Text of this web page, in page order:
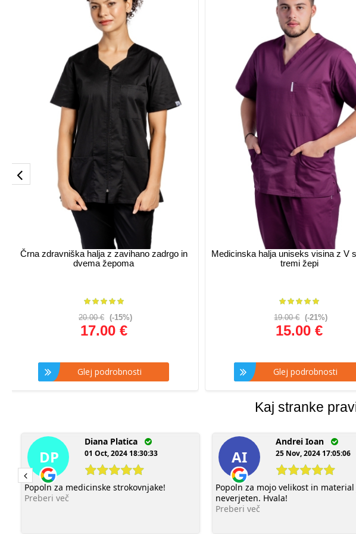
Črna zdravniška halja z zavihano zadrgo in
dvema žepoma
20.00 € (-15%)
17.00 €
Glej podrobnosti
Medicinska halja uniseks visina z V
tremi žepi
19.00 € (-21%)
15.00 €
Glej podrobnosti
Kaj stranke
DP
Diana Platica
01 Oct, 2024 18:30:33
Popoln za medicinske strokovnjake!
Preberi več
AI
Andrei Ioan
25 Nov, 2024 17:05:06
Popoln za mojo velikost in
neverjeten. Hvala!
Preberi več